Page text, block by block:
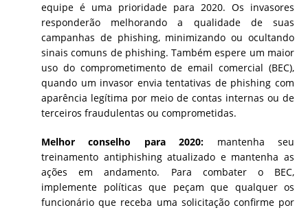
equipe é uma prioridade para 2020. Os invasores
responderão melhorando a qualidade de suas
campanhas de phishing, minimizando ou ocultando
sinais comuns de phishing. Também espere um maior
uso do comprometimento de email comercial (BEC),
quando um invasor envia tentativas de phishing com
aparência legítima por meio de contas internas ou de
terceiros fraudulentas ou comprometidas.
Melhor conselho para 2020: mantenha seu
treinamento antiphishing atualizado e mantenha as
ações em andamento. Para combater o BEC,
implemente políticas que peçam que qualquer os
funcionário que receba uma solicitação confirme por